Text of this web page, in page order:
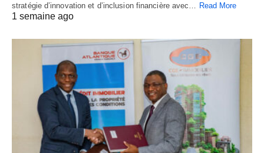
stratégie d’innovation et d’inclusion financière avec… Read More
1 semaine ago